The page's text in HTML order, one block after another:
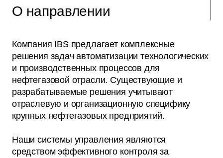
О направлении
Компания IBS предлагает комплексные
решения задач автоматизации технологических
и производственных процессов для
нефтегазовой отрасли. Существующие и
разрабатываемые решения учитывают
отраслевую и организационную специфику
крупных нефтегазовых предприятий.
Наши системы управления являются
средством эффективного контроля за